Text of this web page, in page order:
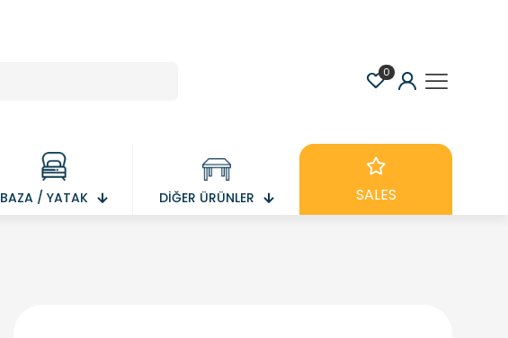
0
BAZA / YATAK DİĞER ÜRÜNLER SALES